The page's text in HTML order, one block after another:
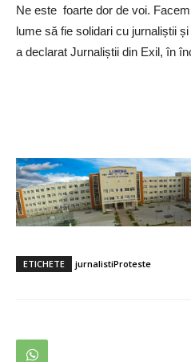
Ne este foarte dor de voi.
lume să fie solidari cu jurnaliștii
a declarat Jurnaliștii din Exil, în
ETICHETE jurnalistiProteste